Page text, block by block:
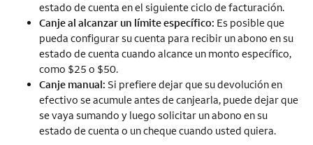
estado de cuenta en el siguiente ciclo de facturación.
Canje al alcanzar un límite específico: Es posible que
pueda configurar su cuenta para recibir un abono en su
estado de cuenta cuando alcance un monto específico,
como $25 o $50.
Canje manual: Si prefiere dejar que su devolución en
efectivo se acumule antes de canjearla, puede dejar que
se vaya sumando y luego solicitar un abono en su
estado de cuenta o un cheque cuando usted quiera.